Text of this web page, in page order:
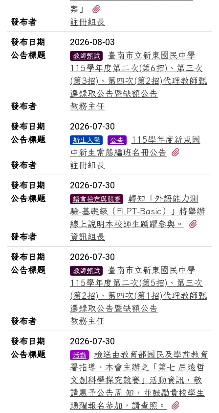
案」
發布者
註冊組長
發布日期 2026-08-03
公告標題 教師甄試
臺南市立新東國民中學
115學年度第二次(第6招)、第三次
(第3招)、第四次(第2招)代理教師甄
選錄取公告暨缺額公告
發布者
教務主任
發布日期 2026-07-30
公告標題 新生入學 公告
115學年度新東國
中新生常態編班名冊公告
發布者
註冊組長
發布日期 2026-07-30
公告標題 語言檢定與競賽
轉知「外語能力測
驗-基礎級（FLPT-Basic）」將舉辦
線上說明本校師生踴躍參與。
發布者
資訊組長
發布日期 2026-07-30
公告標題 教師甄試
臺南市立新東國民中學
115學年度第二次(第5招)、第三次
(第2招)、第四次(第1招)代理教師甄
選錄取公告暨缺額公告
發布者
教務主任
發布日期 2026-07-30
公告標題 活動
檢送由教育部國民及學前教育
署指導、本會主辦之「第七 屆遠哲
文創科學探究競賽」活動資訊，敬
請惠予公告周 知，並鼓勵貴校學生
踴躍報名參加，請查照。